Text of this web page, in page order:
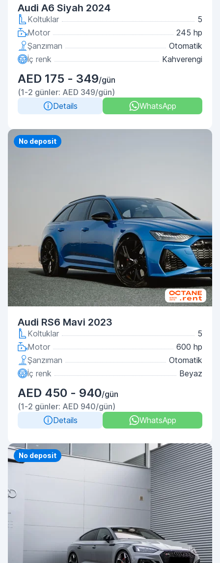
Audi A6 Siyah 2024
Koltuklar
5
Motor
245 hp
Şanzıman
Otomatik
İç renk
Kahverengi
AED 175 - 349/gün
(1-2 günler: AED 349/gün)
Details
WhatsApp
Priority
No deposit
Audi RS6 Mavi 2023
Koltuklar
5
Motor
600 hp
Şanzıman
Otomatik
İç renk
Beyaz
AED 450 - 940/gün
(1-2 günler: AED 940/gün)
Details
WhatsApp
Priority
No deposit